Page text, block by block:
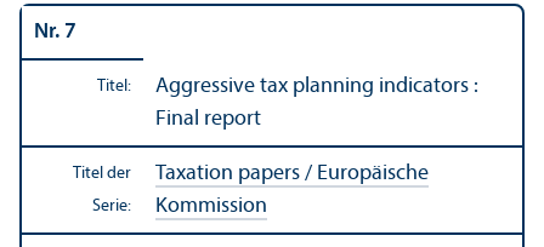
Nr. 7
Titel:
Aggressive tax planning indicators :
Final report
Titel der
Serie:
Taxation papers / Europäische
Kommission